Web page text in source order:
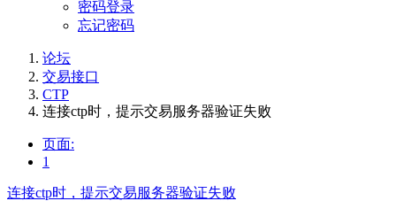
密码登录
忘记密码
论坛
交易接口
CTP
连接ctp时，提示交易服务器验证失败
页面:
1
连接ctp时，提示交易服务器验证失败